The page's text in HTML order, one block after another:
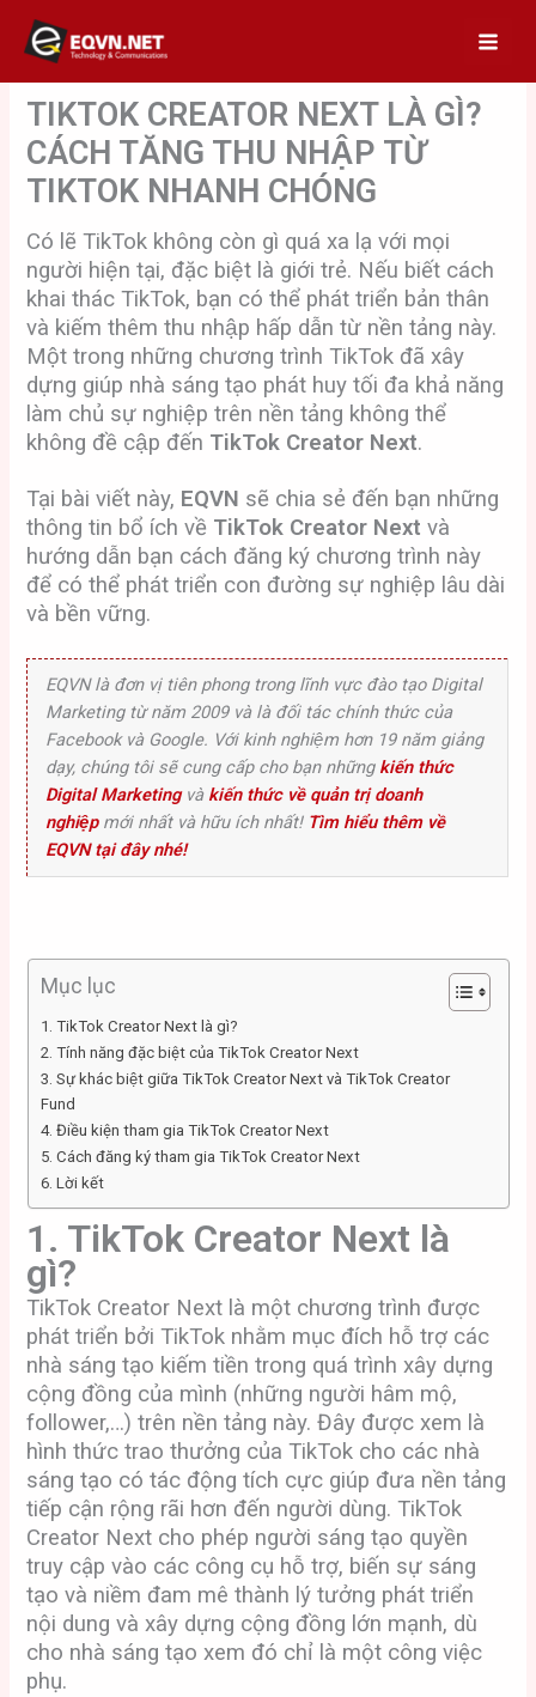
content
TIKTOK CREATOR NEXT LÀ GÌ?
CÁCH TĂNG THU NHẬP TỪ
TIKTOK NHANH CHÓNG
Có lẽ TikTok không còn gì quá xa lạ với mọi
người hiện tại, đặc biệt là giới trẻ. Nếu biết cách
khai thác TikTok, bạn có thể phát triển bản thân
và kiếm thêm thu nhập hấp dẫn từ nền tảng này.
Một trong những chương trình TikTok đã xây
dựng giúp nhà sáng tạo phát huy tối đa khả năng
làm chủ sự nghiệp trên nền tảng không thể
không đề cập đến TikTok Creator Next.
Tại bài viết này, EQVN sẽ chia sẻ đến bạn những
thông tin bổ ích về TikTok Creator Next và
hướng dẫn bạn cách đăng ký chương trình này
để có thể phát triển con đường sự nghiệp lâu dài
và bền vững.
EQVN là đơn vị tiên phong trong lĩnh vực đào tạo Digital
Marketing từ năm 2009 và là đối tác chính thức của
Facebook và Google. Với kinh nghiệm hơn 19 năm giảng
dạy, chúng tôi sẽ cung cấp cho bạn những kiến thức
Digital Marketingvà kiến thức về quản trị doanh
nghiệpmới nhất và hữu ích nhất! Tìm hiểu thêm về
EQVN tại đây nhé!
Mục lục
1. TikTok Creator Next là gì?
2. Tính năng đặc biệt của TikTok Creator Next
3. Sự khác biệt giữa TikTok Creator Next và TikTok Creator
Fund
4. Điều kiện tham gia TikTok Creator Next
5. Cách đăng ký tham gia TikTok Creator Next
6. Lời kết
1. TikTok Creator Next là
gì?
TikTok Creator Next là một chương trình được
phát triển bởi TikTok nhằm mục đích hỗ trợ các
nhà sáng tạo kiếm tiền trong quá trình xây dựng
cộng đồng của mình (những người hâm mộ,
follower,…) trên nền tảng này. Đây được xem là
hình thức trao thưởng của TikTok cho các nhà
sáng tạo có tác động tích cực giúp đưa nền tảng
tiếp cận rộng rãi hơn đến người dùng. TikTok
Creator Next cho phép người sáng tạo quyền
truy cập vào các công cụ hỗ trợ, biến sự sáng
tạo và niềm đam mê thành lý tưởng phát triển
nội dung và xây dựng cộng đồng lớn mạnh, dù
cho nhà sáng tạo xem đó chỉ là một công việc
phụ.